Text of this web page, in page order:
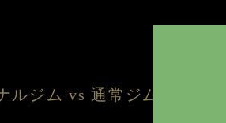
ジム vs 通常ジムのメリ